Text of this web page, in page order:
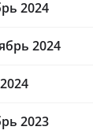
2024
2024
2023